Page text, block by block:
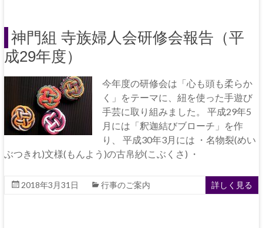
神門組 寺族婦人会研修会報告（平
成29年度）
今年度の研修会は「心も頭も柔らか
く」をテーマに、紐を使った手遊び
手芸に取り組みました。 平成29年5
月には「釈迦結びブローチ」を作
り、 平成30年3月には ・名物裂(めい
ぶつきれ)文様(もんよう)の古帛紗(こぶくさ) ・
2018年3月31日 行事のご案内 詳しく見る